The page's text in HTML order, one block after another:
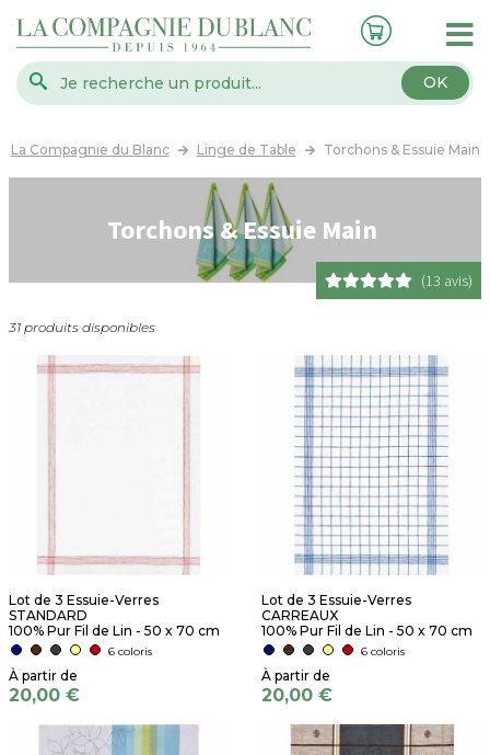
OK
La Compagnie du Blanc Linge de Table Torchons & Essuie Main
Torchons & Essuie Main
(13 avis)
31 produits disponibles
Lot de 3 Essuie-Verres
STANDARD
100% Pur Fil de Lin - 50 x 70 cm
6 coloris
20,00 €
Lot de 3 Essuie-Verres
CARREAUX
100% Pur Fil de Lin - 50 x 70 cm
6 coloris
20,00 €